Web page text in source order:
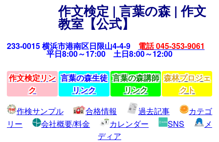
作文検定 | 言葉の森 | 作文
教室【公式】
233-0015 横浜市港南区日限山4-4-9 電話 045-353-9061
平日8:00～17:00 土日8:00～12:00
作文検定リン
ク
言葉の森生徒
リンク
言葉の森講師
リンク
森林プロジェ
クト
作検サンプル
合格情報 過去記事
カテゴ
リー
会社概要/料金 カレンダー SNS
メ
ディア